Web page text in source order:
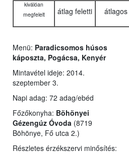
kiválóan
megfelelt
átlag feletti átlagos
Menü: Paradicsomos húsos
káposzta, Pogácsa, Kenyér
Mintavétel ideje: 2014.
szeptember 3.
Napi adag: 72 adag/ebéd
Főzőkonyha: Böhönyei
Gézengúz Óvoda (8719
Böhönye, Fő utca 2.)
Részletes érzékszervi minősítés: